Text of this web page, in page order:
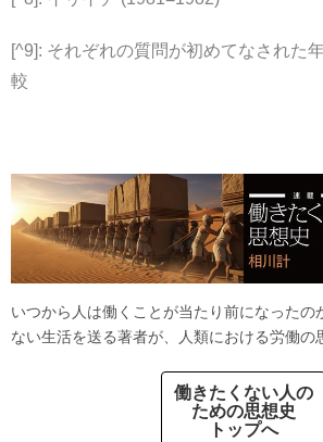
[^9]: それぞれの質問が初めてなされた
較
いつから人は働くことが当たり前になったの
ない生活を送る著者が、人類における労働の
働きたくない人の
ための思想史
トップへ